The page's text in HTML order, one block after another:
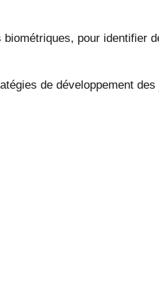
pour identifier
de développement